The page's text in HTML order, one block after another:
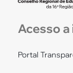
Acesso
Portal